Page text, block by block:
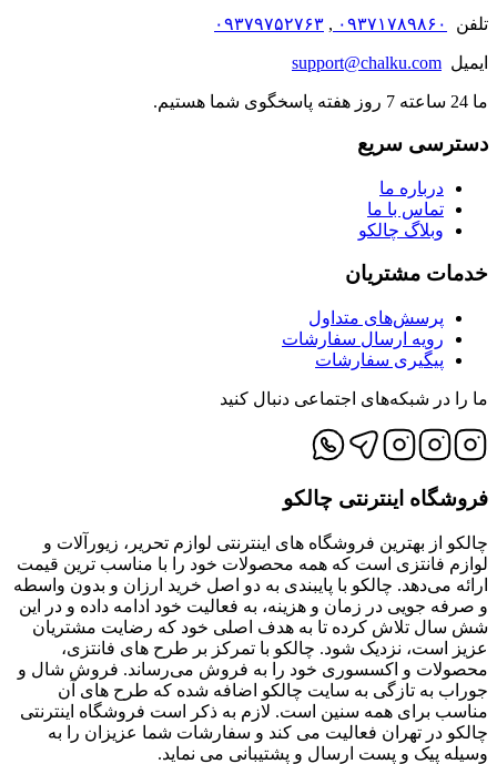
تلفن ۰۹۳۷۱۷۸۹۸۶۰ , ۰۹۳۷۹۷۵۲۷۶۳
ایمیل support@chalku.com
ما 24 ساعته 7 روز هفته پاسخگوی شما هستیم.
دسترسی سریع
درباره ما
تماس با ما
وبلاگ چالکو
خدمات مشتریان
پرسش‌های متداول
رویه ارسال سفارشات
پیگیری سفارشات
ما را در شبکه‌های اجتماعی دنبال کنید
فروشگاه اینترنتی چالکو
چالکو از بهترین فروشگاه های اینترنتی لوازم تحریر، زیورآلات و
لوازم فانتزی است که همه محصولات خود را با مناسب ترین قیمت
ارائه می‌دهد. چالکو با پایبندی به دو اصل خرید ارزان‌ و بدون واسطه
و صرفه جویی در زمان و هزینه، به فعالیت خود ادامه داده و در این
شش سال تلاش کرده تا به هدف اصلی خود که رضایت مشتریان
عزیز است، نزدیک شود. چالکو با تمرکز بر طرح های فانتزی،
محصولات و اکسسوری خود را به فروش می‌رساند. فروش شال و
جوراب به تازگی به سایت چالکو اضافه شده که طرح های آن
مناسب برای همه سنین است. لازم به ذکر است فروشگاه اینترنتی
چالکو در تهران فعالیت می کند و سفارشات شما عزیزان را به
وسیله پیک و پست ارسال و پشتیبانی می نماید.